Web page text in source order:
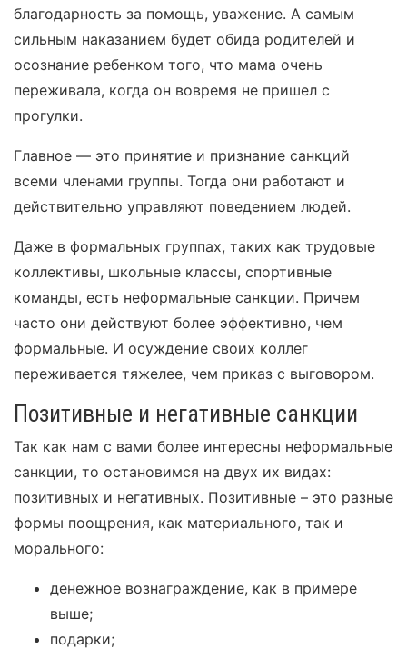
благодарность за помощь, уважение. А самым
сильным наказанием будет обида родителей и
осознание ребенком того, что мама очень
переживала, когда он вовремя не пришел с
прогулки.
Главное — это принятие и признание санкций
всеми членами группы. Тогда они работают и
действительно управляют поведением людей.
Даже в формальных группах, таких как трудовые
коллективы, школьные классы, спортивные
команды, есть неформальные санкции. Причем
часто они действуют более эффективно, чем
формальные. И осуждение своих коллег
переживается тяжелее, чем приказ с выговором.
Позитивные и негативные санкции
Так как нам с вами более интересны неформальные
санкции, то остановимся на двух их видах:
позитивных и негативных. Позитивные – это разные
формы поощрения, как материального, так и
морального:
денежное вознаграждение, как в примере
выше;
подарки;